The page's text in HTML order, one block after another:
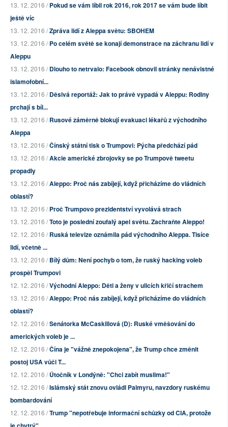
13. 12. 2016 /Pokud se vám líbil rok 2016, rok 2017 se vám bude líbit
ještě víc
13. 12. 2016 /Zpráva lidí z Aleppa světu: SBOHEM
13. 12. 2016 /Po celém světě se konají demonstrace na záchranu lidí v
Aleppu
13. 12. 2016 /Dlouho to netrvalo: Facebook obnovil stránky nenávistné
islamofobní...
13. 12. 2016 /Děsivá reportáž: Jak to právě vypadá v Aleppu: Rodiny
prchají s bíl...
13. 12. 2016 /Rusové záměrně blokují evakuaci lékařů z východního
Aleppa
13. 12. 2016 /Čínský státní tisk o Trumpovi: Pýcha předchází pád
13. 12. 2016 /Akcie americké zbrojovky se po Trumpově tweetu
propadly
13. 12. 2016 /Aleppo: Proč nás zabíjejí, když přicházíme do vládních
oblastí?
13. 12. 2016 /Proč Trumpovo prezidentství vyvolává strach
13. 12. 2016 /Toto je poslední zoufalý apel světu. Zachraňte Aleppo!
12. 12. 2016 /Ruská televize oznámila pád východního Aleppa. Tisíce
lidí, včetně ...
13. 12. 2016 /Bílý dům: Není pochyb o tom, že ruský hacking voleb
prospěl Trumpovi
12. 12. 2016 /Východní Aleppo: Děti a ženy v ulicích křičí strachem
13. 12. 2016 /Aleppo: Proč nás zabíjejí, když přicházíme do vládních
oblastí?
12. 12. 2016 /Senátorka McCaskillová (D): Ruské vměšování do
amerických voleb je ...
12. 12. 2016 /Čína je "vážně znepokojena", že Trump chce změnit
postoj USA vůči T...
12. 12. 2016 /Útočník v Londýně: "Chci zabít muslima!"
12. 12. 2016 /Islámský stát znovu ovládl Palmyru, navzdory ruskému
bombardování
12. 12. 2016 /Trump "nepotřebuje informační schůzky od CIA, protože